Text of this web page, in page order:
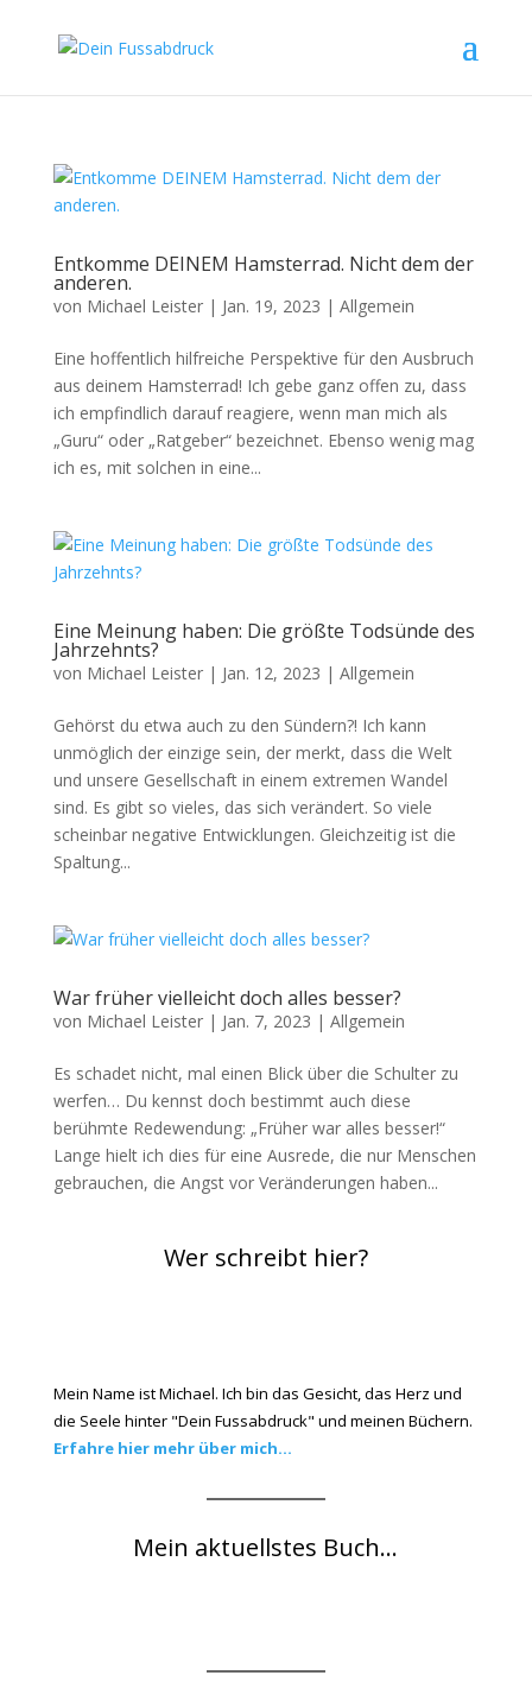
Entkomme DEINEM Hamsterrad. Nicht dem der
anderen.
von Michael Leister| Jan. 19, 2023 | Allgemein
Eine hoffentlich hilfreiche Perspektive für den Ausbruch
aus deinem Hamsterrad! Ich gebe ganz offen zu, dass
ich empfindlich darauf reagiere, wenn man mich als
„Guru“ oder „Ratgeber“ bezeichnet. Ebenso wenig mag
ich es, mit solchen in eine...
Eine Meinung haben: Die größte Todsünde des
Jahrzehnts?
von Michael Leister| Jan. 12, 2023 | Allgemein
Gehörst du etwa auch zu den Sündern?! Ich kann
unmöglich der einzige sein, der merkt, dass die Welt
und unsere Gesellschaft in einem extremen Wandel
sind. Es gibt so vieles, das sich verändert. So viele
scheinbar negative Entwicklungen. Gleichzeitig ist die
Spaltung...
War früher vielleicht doch alles besser?
von Michael Leister| Jan. 7, 2023 | Allgemein
Es schadet nicht, mal einen Blick über die Schulter zu
werfen… Du kennst doch bestimmt auch diese
berühmte Redewendung: „Früher war alles besser!“
Lange hielt ich dies für eine Ausrede, die nur Menschen
gebrauchen, die Angst vor Veränderungen haben...
Wer schreibt hier?
Mein Name ist Michael. Ich bin das Gesicht, das Herz und
die Seele hinter "Dein Fussabdruck" und meinen Büchern.
Erfahre hier mehr über mich...
Mein aktuellstes Buch...